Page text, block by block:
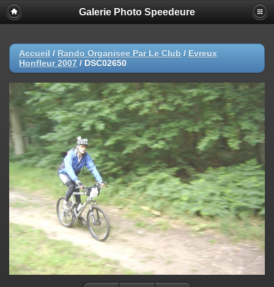
Galerie Photo Speedeure
Accueil / Rando Organisee Par Le Club / Evreux
Honfleur 2007 / DSC02650